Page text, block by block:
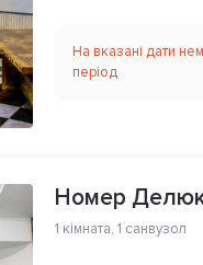
На вказані дати
період
Номер
1 кімната, 1 санвузол